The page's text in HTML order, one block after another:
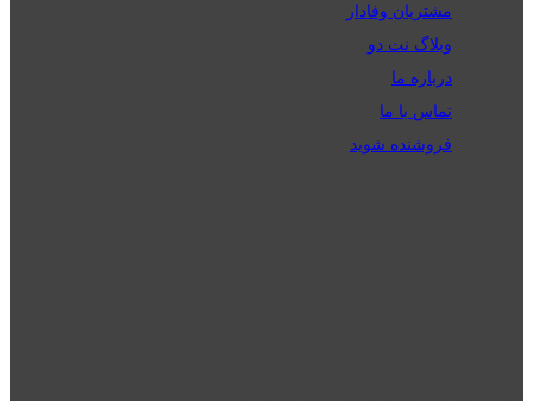
مشتریان وفادار
وبلاگ نت دو
درباره ما
تماس با ما
فروشنده شوید